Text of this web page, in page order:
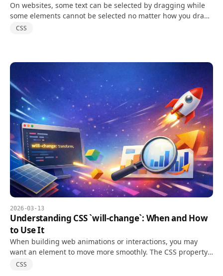
On websites, some text can be selected by dragging while
some elements cannot be selected no matter how you drag.
The CSS property that controls this behavior is user-select.
CSS
2026-03-13
Understanding CSS `will-change`: When and How
to Use It
When building web animations or interactions, you may
want an element to move more smoothly. The CSS property
you often encounter in that situation is will-change.
CSS